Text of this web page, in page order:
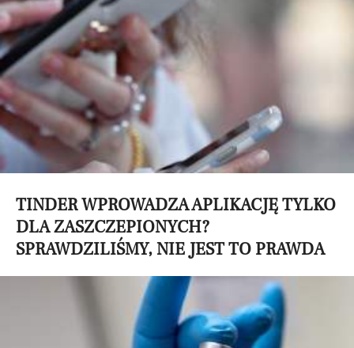
TINDER WPROWADZA APLIKACJĘ TYLKO
DLA ZASZCZEPIONYCH?
SPRAWDZILIŚMY, NIE JEST TO PRAWDA